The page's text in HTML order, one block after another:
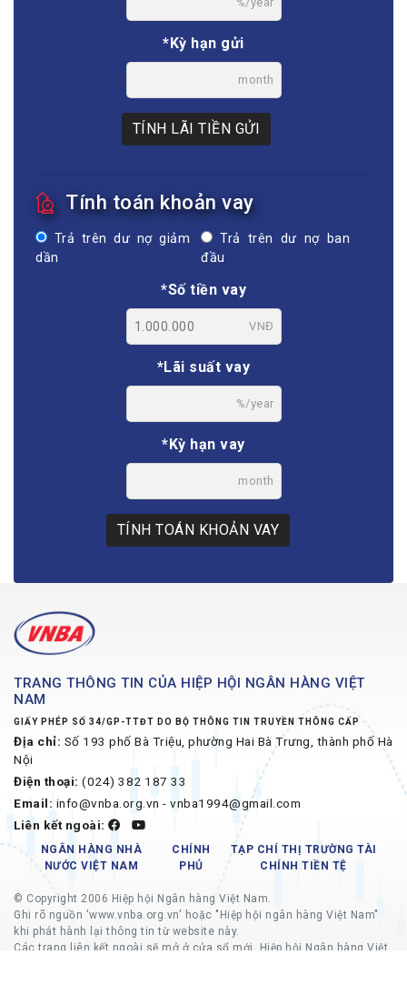
*Kỳ hạn gửi
month
TÍNH LÃI TIỀN GỬI
Tính toán khoản vay
Trả trên dư nợ giảm
dần
Trả trên dư nợ ban
đầu
*Số tiền vay
VNĐ
*Lãi suất vay
%/year
*Kỳ hạn vay
month
TÍNH TOÁN KHOẢN VAY
TRANG THÔNG TIN CỦA HIỆP HỘI NGÂN HÀNG VIỆT
NAM
GIẤY PHÉP SỐ 34/GP-TTĐT DO BỘ THÔNG TIN TRUYỀN THÔNG CẤP
Địa chỉ: Số 193 phố Bà Triệu, phường Hai Bà Trưng, thành phố Hà
Nội
Điện thoại: (024) 382 187 33
Email: info@vnba.org.vn - vnba1994@gmail.com
Liên kết ngoài:
NGÂN HÀNG NHÀ
NƯỚC VIỆT NAM
CHÍNH
PHỦ
TẠP CHÍ THỊ TRƯỜNG TÀI
CHÍNH TIỀN TỆ
© Copyright 2006 Hiệp hội Ngân hàng Việt Nam.
Ghi rõ nguồn 'www.vnba.org.vn' hoặc "Hiệp hội ngân hàng Việt Nam"
khi phát hành lại thông tin từ website này.
Các trang liên kết ngoài sẽ mở ở cửa sổ mới, Hiệp hội Ngân hàng Việt